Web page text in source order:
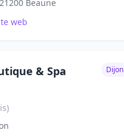
Beaune
web
& Spa
Dijon